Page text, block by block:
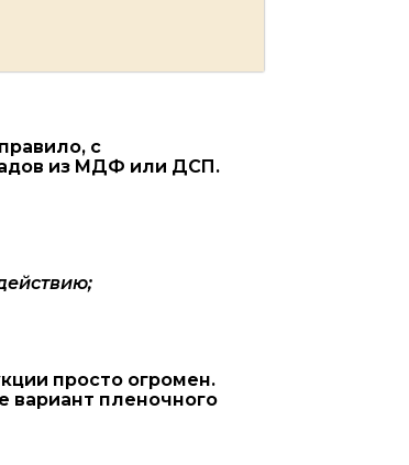
с
из МДФ или ДСП.
просто огромен.
вариант пленочного